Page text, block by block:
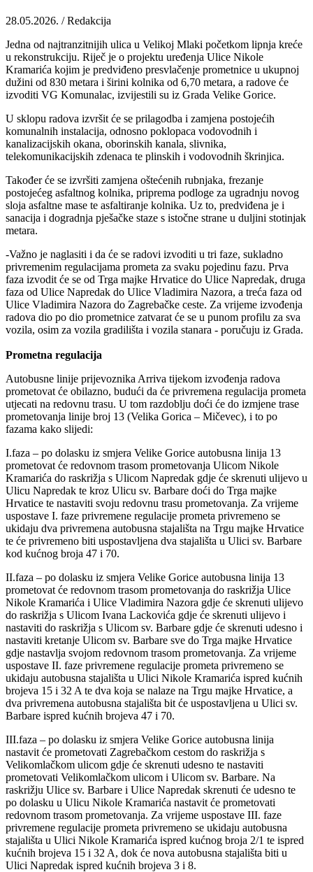
28.05.2026. / Redakcija
Jedna od najtranzitnijih ulica u Velikoj Mlaki početkom lipnja kreće
u rekonstrukciju. Riječ je o projektu uređenja Ulice Nikole
Kramarića kojim je predviđeno presvlačenje prometnice u ukupnoj
dužini od 830 metara i širini kolnika od 6,70 metara, a radove će
izvoditi VG Komunalac, izvijestili su iz Grada Velike Gorice.
U sklopu radova izvršit će se prilagodba i zamjena postojećih
komunalnih instalacija, odnosno poklopaca vodovodnih i
kanalizacijskih okana, oborinskih kanala, slivnika,
telekomunikacijskih zdenaca te plinskih i vodovodnih škrinjica.
Također će se izvršiti zamjena oštećenih rubnjaka, frezanje
postojećeg asfaltnog kolnika, priprema podloge za ugradnju novog
sloja asfaltne mase te asfaltiranje kolnika. Uz to, predviđena je i
sanacija i dogradnja pješačke staze s istočne strane u duljini stotinjak
metara.
-Važno je naglasiti i da će se radovi izvoditi u tri faze, sukladno
privremenim regulacijama prometa za svaku pojedinu fazu. Prva
faza izvodit će se od Trga majke Hrvatice do Ulice Napredak, druga
faza od Ulice Napredak do Ulice Vladimira Nazora, a treća faza od
Ulice Vladimira Nazora do Zagrebačke ceste. Za vrijeme izvođenja
radova dio po dio prometnice zatvarat će se u punom profilu za sva
vozila, osim za vozila gradilišta i vozila stanara - poručuju iz Grada.
Prometna regulacija
Autobusne linije prijevoznika Arriva tijekom izvođenja radova
prometovat će obilazno, budući da će privremena regulacija prometa
utjecati na redovnu trasu. U tom razdoblju doći će do izmjene trase
prometovanja linije broj 13 (Velika Gorica – Mičevec), i to po
fazama kako slijedi:
I.faza – po dolasku iz smjera Velike Gorice autobusna linija 13
prometovat će redovnom trasom prometovanja Ulicom Nikole
Kramarića do raskrižja s Ulicom Napredak gdje će skrenuti ulijevo u
Ulicu Napredak te kroz Ulicu sv. Barbare doći do Trga majke
Hrvatice te nastaviti svoju redovnu trasu prometovanja. Za vrijeme
uspostave I. faze privremene regulacije prometa privremeno se
ukidaju dva privremena autobusna stajališta na Trgu majke Hrvatice
te će privremeno biti uspostavljena dva stajališta u Ulici sv. Barbare
kod kućnog broja 47 i 70.
II.faza – po dolasku iz smjera Velike Gorice autobusna linija 13
prometovat će redovnom trasom prometovanja do raskrižja Ulice
Nikole Kramarića i Ulice Vladimira Nazora gdje će skrenuti ulijevo
do raskrižja s Ulicom Ivana Lackovića gdje će skrenuti ulijevo i
nastaviti do raskrižja s Ulicom sv. Barbare gdje će skrenuti udesno i
nastaviti kretanje Ulicom sv. Barbare sve do Trga majke Hrvatice
gdje nastavlja svojom redovnom trasom prometovanja. Za vrijeme
uspostave II. faze privremene regulacije prometa privremeno se
ukidaju autobusna stajališta u Ulici Nikole Kramarića ispred kućnih
brojeva 15 i 32 A te dva koja se nalaze na Trgu majke Hrvatice, a
dva privremena autobusna stajališta bit će uspostavljena u Ulici sv.
Barbare ispred kućnih brojeva 47 i 70.
III.faza – po dolasku iz smjera Velike Gorice autobusna linija
nastavit će prometovati Zagrebačkom cestom do raskrižja s
Velikomlačkom ulicom gdje će skrenuti udesno te nastaviti
prometovati Velikomlačkom ulicom i Ulicom sv. Barbare. Na
raskrižju Ulice sv. Barbare i Ulice Napredak skrenuti će udesno te
po dolasku u Ulicu Nikole Kramarića nastavit će prometovati
redovnom trasom prometovanja. Za vrijeme uspostave III. faze
privremene regulacije prometa privremeno se ukidaju autobusna
stajališta u Ulici Nikole Kramarića ispred kućnog broja 2/1 te ispred
kućnih brojeva 15 i 32 A, dok će nova autobusna stajališta biti u
Ulici Napredak ispred kućnih brojeva 3 i 8.